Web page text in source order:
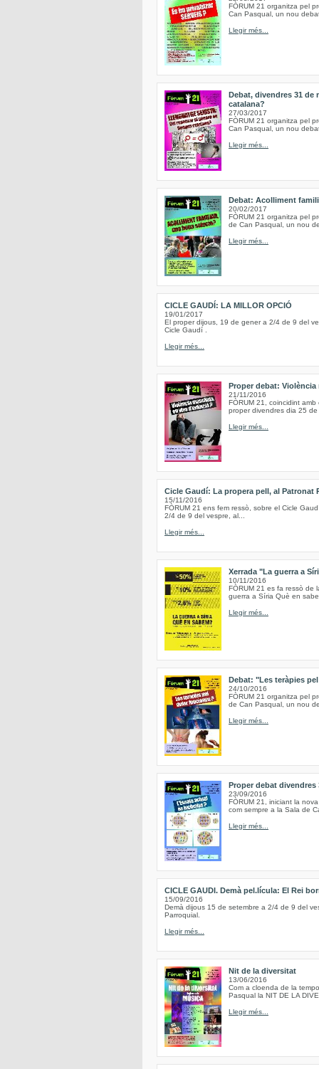
FÒRUM 21 organitza pel
Can Pasqual, un nou
Llegir més...
Debat, divendres 31 de
catalana?
27/03/2017
FÒRUM 21 organitza pel
Can Pasqual, un nou
Llegir més...
Debat: Acolliment
20/02/2017
FÒRUM 21 organitza pel
de Can Pasqual, un nou
Llegir més...
CICLE GAUDÍ: LA MILLOR OPCIÓ
19/01/2017
El proper dijous, 19 de gener a 2/4 de 9 del
Cicle Gaudí .
Llegir més...
Proper debat:
21/11/2016
FÒRUM 21, coincidint
proper divendres dia 25
Llegir més...
Cicle Gaudí: La propera pell, al Patronat
15/11/2016
FÒRUM 21 ens fem ressò, sobre el Cicle
2/4 de 9 del vespre, al...
Llegir més...
Xerrada "La guerra a
10/11/2016
FÒRUM 21 es fa ressò de
guerra a Síria Què en
Llegir més...
Debat: "Les teràpies
24/10/2016
FÒRUM 21 organitza pel
de Can Pasqual, un nou
Llegir més...
Proper debat
23/09/2016
FÒRUM 21, iniciant la
com sempre a la Sala de
Llegir més...
CICLE GAUDI. Demà pel.lícula: El Rei
15/09/2016
Demà dijous 15 de setembre a 2/4 de 9 del
Parroquial.
Llegir més...
Nit de la diversitat
13/06/2016
Com a cloenda de la
Pasqual la NIT DE LA
Llegir més...